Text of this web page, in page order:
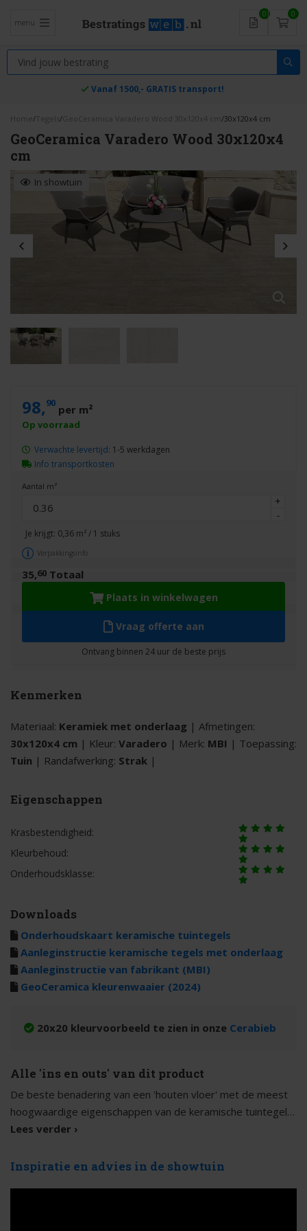
menu
0 0
Vanaf 1500,- GRATIS transport!
Home / Tegels / GeoCeramica Varadero Wood 30x120x4 cm /30x120x4 cm
GeoCeramica Varadero Wood 30x120x4
cm
In showtuin
Aantal m²
+
-
Je krijgt: 0,36 m² / 1 stuks
Verpakkingsinfo
98,90 per m²
35,60 Totaal
Verwachte levertijd: 1-5 werkdagen
Info transportkosten
Plaats in winkelwagen
Vraag offerte aan
Kenmerken
Materiaal: Keramiek met onderlaag | Afmetingen:
30x120x4 cm | Kleur: Varadero | Merk: MBI | Toepassing:
Tuin | Randafwerking: Strak |
Eigenschappen
Krasbestendigheid:
Kleurbehoud:
Onderhoudsklasse:
Downloads
Onderhoudskaart keramische tuintegels
Aanleginstructie keramische tegels met onderlaag
Aanleginstructie van fabrikant (MBI)
GeoCeramica kleurenwaaier (2024)
20x20 kleurvoorbeeld te zien in onze Cerabieb
Alle 'ins en outs' van dit product
De beste benadering van een 'houten vloer' met de meest
hoogwaardige eigenschappen van de keramische tuintegels
die er zijn. Wel de natuurlijke robuustheid maar de voordelen
Leginstructie 120x30cm GeoCeramica®
Keramische tegels in het algemeen kennen vaak een lichte
bolling. Deze bolling wordt getoetst en dient binnen bepaalde
Lees verder ›
Inspiratie en advies in de showtuin